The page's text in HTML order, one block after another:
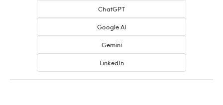
ChatGPT
Google AI
Gemini
LinkedIn